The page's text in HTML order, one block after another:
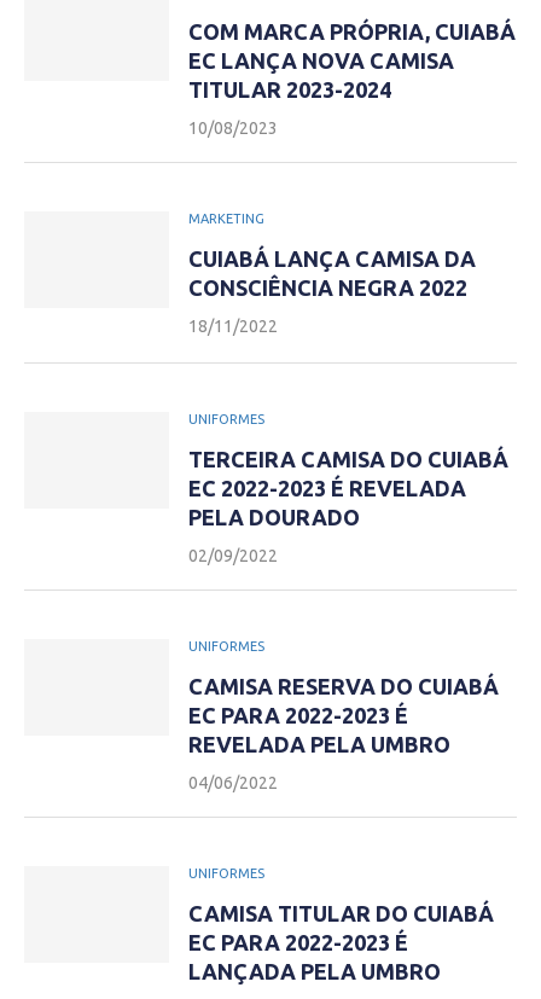
COM MARCA PRÓPRIA, CUIABÁ
EC LANÇA NOVA CAMISA
TITULAR 2023-2024
10/08/2023
MARKETING
CUIABÁ LANÇA CAMISA DA
CONSCIÊNCIA NEGRA 2022
18/11/2022
UNIFORMES
TERCEIRA CAMISA DO CUIABÁ
EC 2022-2023 É REVELADA
PELA DOURADO
02/09/2022
UNIFORMES
CAMISA RESERVA DO CUIABÁ
EC PARA 2022-2023 É
REVELADA PELA UMBRO
04/06/2022
UNIFORMES
CAMISA TITULAR DO CUIABÁ
EC PARA 2022-2023 É
LANÇADA PELA UMBRO